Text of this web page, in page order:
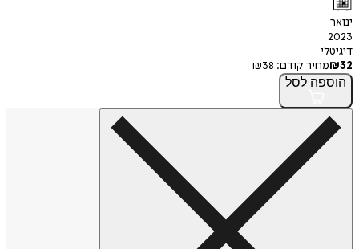
ינואר
2023
דיגיטלי
₪32 מחיר קודם: ₪38
הוספה לסל